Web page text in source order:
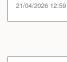
21/04/2026